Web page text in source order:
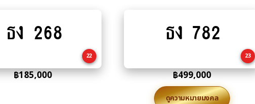
to
ธง 268
22
฿185,000
to
ธง 782
23
฿499,000
ดูความหมายมงคล